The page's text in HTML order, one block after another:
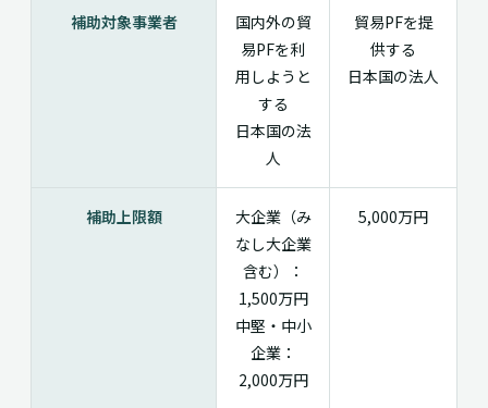
補助対象事業者
国内外の貿
易PFを利
用しようと
する
日本国の法
人
貿易PFを提
供する
日本国の法人
補助上限額
大企業（み
なし大企業
含む）：
1,500万円
中堅・中小
企業：
2,000万円
5,000万円